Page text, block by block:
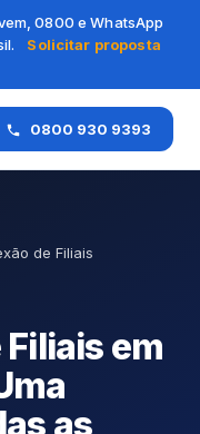
0800 e WhatsApp
Solicitar proposta
0800 930 9393
de Filiais
em
as